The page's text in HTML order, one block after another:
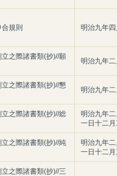
規則 明治九年
之際諸書類(抄)//願
明治九年
之際諸書類(抄)//懇
明治九年
之際諸書類(抄)//総
明治九年
一日十二
之際諸書類(抄)//純
明治九年
一日十二
之際諸書類(抄)//三